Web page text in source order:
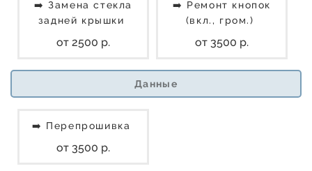
➡️ Замена стекла
задней крышки
от 2500 р.
➡️ Ремонт кнопок
(вкл., гром.)
от 3500 р.
Данные
➡️ Перепрошивка
от 3500 р.